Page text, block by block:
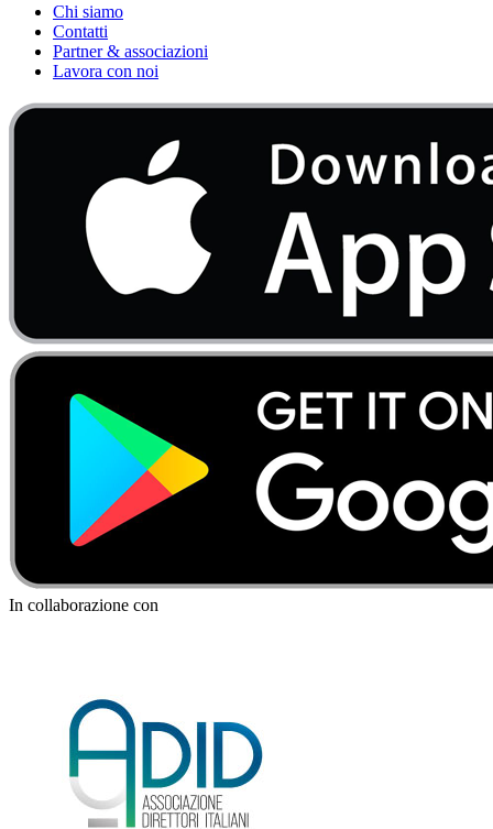
Chi siamo
Contatti
Partner & associazioni
Lavora con noi
In collaborazione con